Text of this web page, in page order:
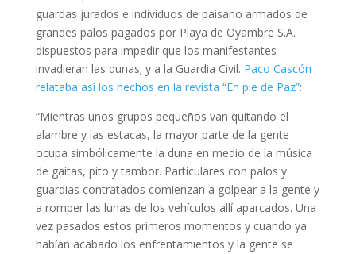
guardas jurados e individuos de paisano armados de
grandes palos pagados por Playa de Oyambre S.A.
dispuestos para impedir que los manifestantes
invadieran las dunas; y a la Guardia Civil. Paco Cascón
relataba así los hechos en la revista “En pie de Paz”:
“Mientras unos grupos pequeños van quitando el
alambre y las estacas, la mayor parte de la gente
ocupa simbólicamente la duna en medio de la música
de gaitas, pito y tambor. Particulares con palos y
guardias contratados comienzan a golpear a la gente y
a romper las lunas de los vehículos allí aparcados. Una
vez pasados estos primeros momentos y cuando ya
habían acabado los enfrentamientos y la gente se